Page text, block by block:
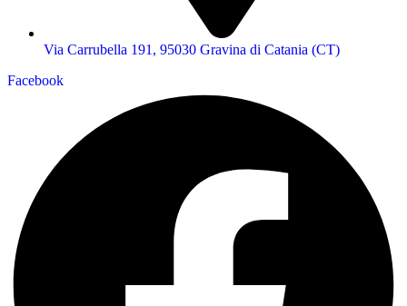
Via Carrubella 191, 95030 Gravina di Catania (CT)
Facebook